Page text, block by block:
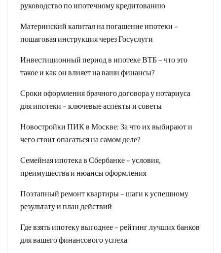
руководство по ипотечному кредитованию
Материнский капитал на погашение ипотеки –
пошаговая инструкция через Госуслуги
Инвестиционный период в ипотеке ВТБ – что это
такое и как он влияет на ваши финансы?
Сроки оформления брачного договора у нотариуса
для ипотеки – ключевые аспекты и советы
Новостройки ПИК в Москве: За что их выбирают и
чего стоит опасаться на самом деле?
Семейная ипотека в Сбербанке – условия,
преимущества и нюансы оформления
Поэтапный ремонт квартиры – шаги к успешному
результату и план действий
Где взять ипотеку выгоднее – рейтинг лучших банков
для вашего финансового успеха